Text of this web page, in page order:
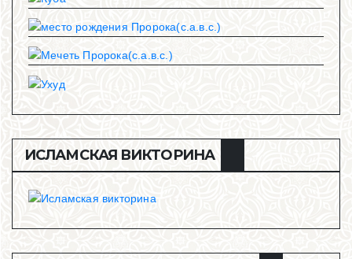
ИСЛАМСКАЯ ВИКТОРИНА